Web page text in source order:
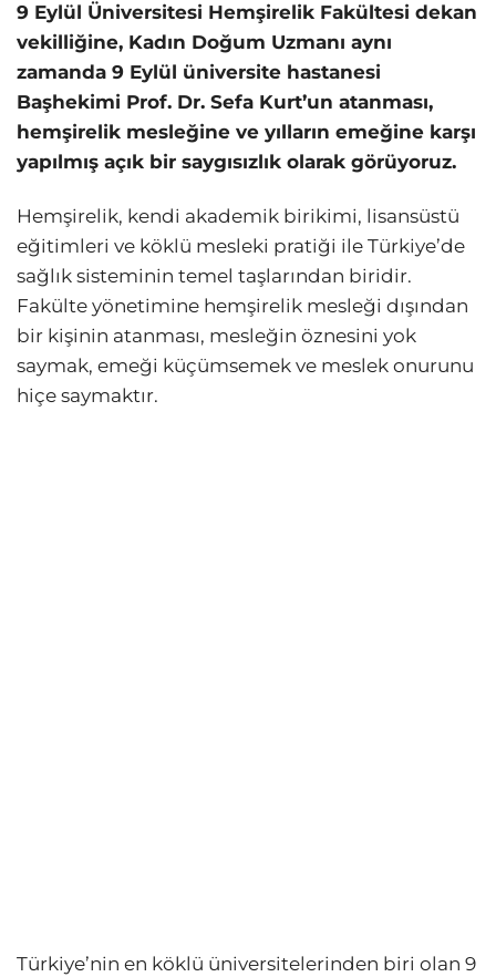
9 Eylül Üniversitesi Hemşirelik Fakültesi dekan
vekilliğine, Kadın Doğum Uzmanı aynı
zamanda 9 Eylül üniversite hastanesi
Başhekimi Prof. Dr. Sefa Kurt’un atanması,
hemşirelik mesleğine ve yılların emeğine karşı
yapılmış açık bir saygısızlık olarak görüyoruz.
Hemşirelik, kendi akademik birikimi, lisansüstü
eğitimleri ve köklü mesleki pratiği ile Türkiye’de
sağlık sisteminin temel taşlarından biridir.
Fakülte yönetimine hemşirelik mesleği dışından
bir kişinin atanması, mesleğin öznesini yok
saymak, emeği küçümsemek ve meslek onurunu
hiçe saymaktır.
Türkiye’nin en köklü üniversitelerinden biri olan 9